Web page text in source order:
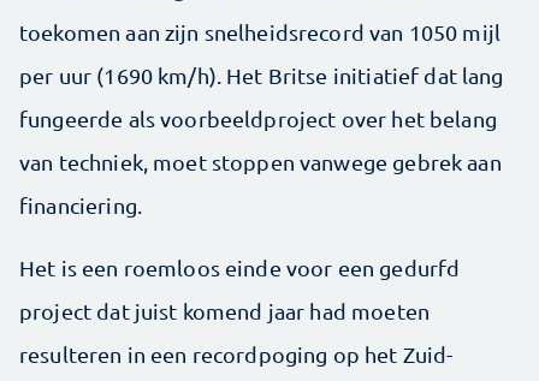
toekomen aan zijn snelheidsrecord van 1050 mijl
per uur (1690 km/h). Het Britse initiatief dat lang
fungeerde als voorbeeldproject over het belang
van techniek, moet stoppen vanwege gebrek aan
financiering.
Het is een roemloos einde voor een gedurfd
project dat juist komend jaar had moeten
resulteren in een recordpoging op het Zuid-